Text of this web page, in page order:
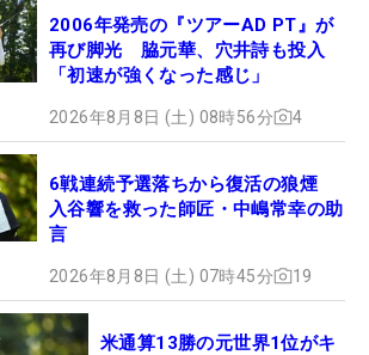
2006年発売の『ツアーAD PT』が
再び脚光 脇元華、穴井詩も投入
「初速が強くなった感じ」
2026年8月8日 (土) 08時56分 4
6戦連続予選落ちから復活の狼煙
入谷響を救った師匠・中嶋常幸の助
言
2026年8月8日 (土) 07時45分 19
米通算13勝の元世界1位がキ